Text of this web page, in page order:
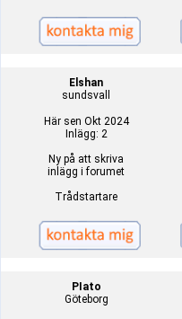
Elshan
sundsvall
Här sen Okt 2024
Inlägg: 2
Ny på att skriva
inlägg i forumet
Trådstartare
PIato
Göteborg